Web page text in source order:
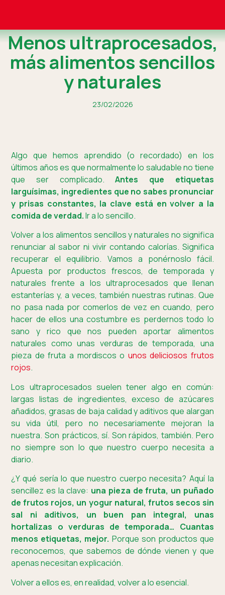
Menos ultraprocesados,
más alimentos sencillos
y naturales
23/02/2026
Algo que hemos aprendido (o recordado) en los
últimos años es que normalmente lo saludable no tiene
que ser complicado.Antes que etiquetas
larguísimas, ingredientes que no sabes pronunciar
y prisas constantes, la clave está en volver a la
comida de verdad.Ir a lo sencillo.
Volver a los alimentos sencillos y naturales no significa
renunciar al sabor ni vivir contando calorías. Significa
recuperar el equilibrio. Vamos a ponérnoslo fácil.
Apuesta por productos frescos, de temporada y
naturales frente a los ultraprocesados que llenan
estanterías y, a veces, también nuestras rutinas. Que
no pasa nada por comerlos de vez en cuando, pero
hacer de ellos una costumbre es perdernos todo lo
sano y rico que nos pueden aportar alimentos
naturales como unas verduras de temporada, una
pieza de fruta a mordiscos o unos deliciosos frutos
rojos.
Los ultraprocesados suelen tener algo en común:
largas listas de ingredientes, exceso de azúcares
añadidos, grasas de baja calidad y aditivos que alargan
su vida útil, pero no necesariamente mejoran la
nuestra. Son prácticos, sí. Son rápidos, también. Pero
no siempre son lo que nuestro cuerpo necesita a
diario.
¿Y qué sería lo que nuestro cuerpo necesita? Aquí la
sencillez es la clave: una pieza de fruta, un puñado
de frutos rojos, un yogur natural, frutos secos sin
sal ni aditivos, un buen pan integral, unas
hortalizas o verduras de temporada… Cuantas
menos etiquetas, mejor. Porque son productos que
reconocemos, que sabemos de dónde vienen y que
apenas necesitan explicación.
Volver a ellos es, en realidad, volver a lo esencial.